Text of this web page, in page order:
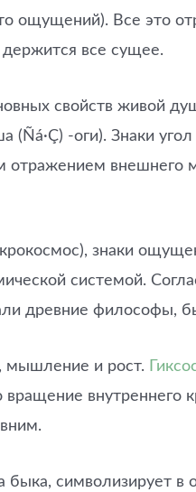
ощущений). Все это
все сущее.
свойств живой
-оги). Знаки
отражением
знаки
системой.
древние
мышление и рост.
внутреннего
символизирует